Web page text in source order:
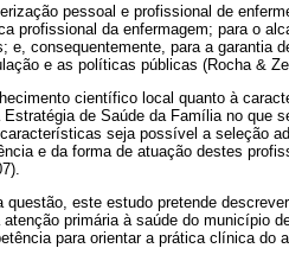
pessoal e profissional de
profissional da enfermagem; para o
e, consequentemente, para a garantia
e as políticas públicas (Rocha &
científico local quanto à
de Saúde da Família no que
seja possível a seleção
e da forma de atuação destes
questão, este estudo pretende
primária à saúde do município
para orientar a prática clínica do